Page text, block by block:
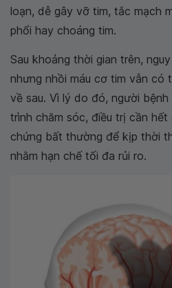
loạn, dễ gây vỡ tim, tắc mạch
phổi hay choáng tim.
Sau khoảng thời gian trên,
nhưng nhồi máu cơ tim vẫn có
về sau. Vì lý do đó, người
trình chăm sóc, điều trị cần
chứng bất thường để kịp thời
nhằm hạn chế tối đa rủi ro.